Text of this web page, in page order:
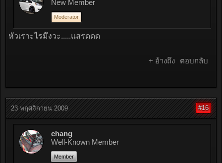
New Member
Moderator
หัวเราะไรมึงวะ.....แสรดดด
+ อ้างถึง ตอบกลับ
23 พฤศจิกายน 2009 #16
chang
Well-Known Member
Member